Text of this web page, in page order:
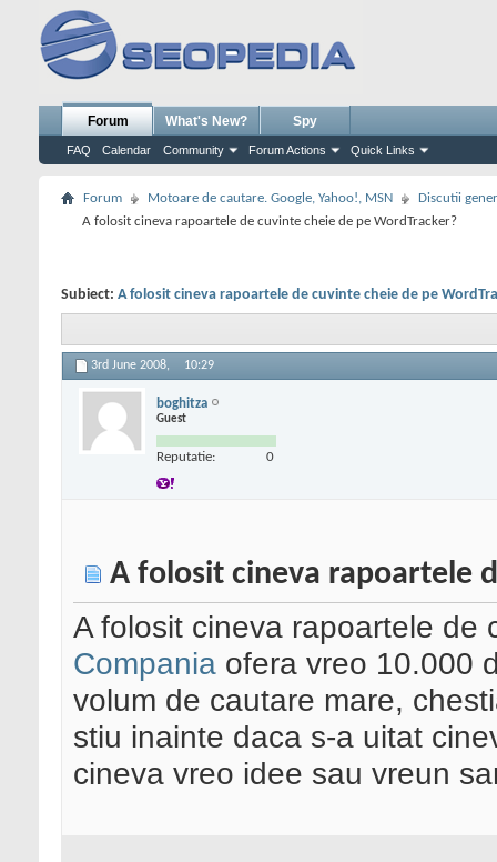
Forum
FAQ Calendar Community Forum Actions Quick Links
What's New? Spy
Forum Motoare de cautare. Google, Yahoo!, MSN
Discutii
A folosit cineva rapoartele de cuvinte cheie de pe WordTracker?
Subiect: A folosit cineva rapoartele de cuvinte cheie de pe
3rd June 2008, 10:29
boghitza
Guest
Reputatie: 0
A folosit cineva rapoartele
A folosit cineva rapoartele de
Compania ofera vreo 10.000
volum de cautare mare,
stiu inainte daca s-a uitat
cineva vreo idee sau vreun